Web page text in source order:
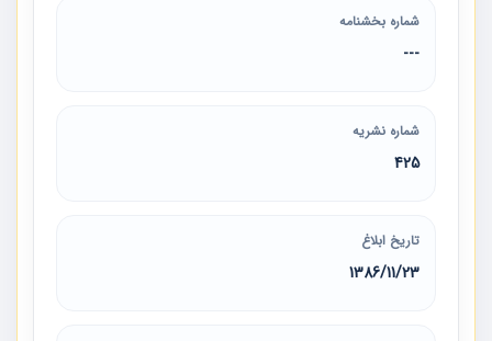
شماره بخشنامه
---
شماره نشریه
425
تاریخ ابلاغ
1386/11/23